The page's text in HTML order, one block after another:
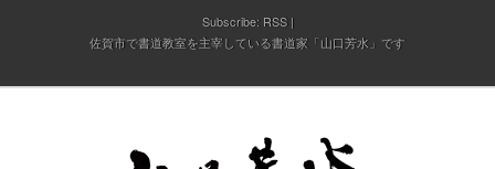
Subscribe: RSS
佐賀市で書道教室を主宰している書道家「山口芳水」です